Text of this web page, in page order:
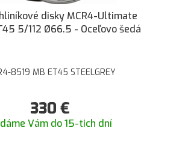
disky MCR4-Ultimate
5/112 Ø66.5 - Oceľovo šedá
8519 MB ET45 STEELGREY
330 €
Vám do 15-tich dní